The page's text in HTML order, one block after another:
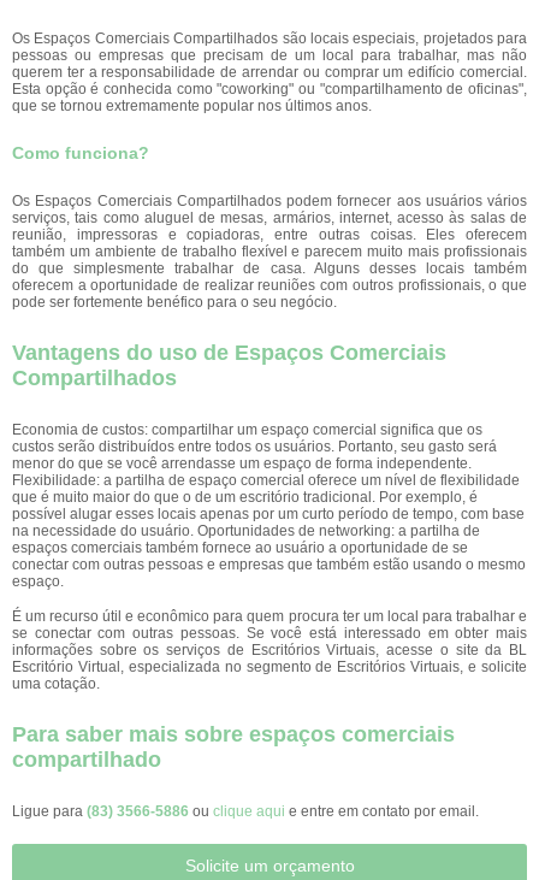
Os Espaços Comerciais Compartilhados são locais especiais, projetados para
pessoas ou empresas que precisam de um local para trabalhar, mas não
querem ter a responsabilidade de arrendar ou comprar um edifício comercial.
Esta opção é conhecida como "coworking" ou "compartilhamento de oficinas",
que se tornou extremamente popular nos últimos anos.
Como funciona?
Os Espaços Comerciais Compartilhados podem fornecer aos usuários vários
serviços, tais como aluguel de mesas, armários, internet, acesso às salas de
reunião, impressoras e copiadoras, entre outras coisas. Eles oferecem
também um ambiente de trabalho flexível e parecem muito mais profissionais
do que simplesmente trabalhar de casa. Alguns desses locais também
oferecem a oportunidade de realizar reuniões com outros profissionais, o que
pode ser fortemente benéfico para o seu negócio.
Vantagens do uso de Espaços Comerciais
Compartilhados
Economia de custos: compartilhar um espaço comercial significa que os
custos serão distribuídos entre todos os usuários. Portanto, seu gasto será
menor do que se você arrendasse um espaço de forma independente.
Flexibilidade: a partilha de espaço comercial oferece um nível de flexibilidade
que é muito maior do que o de um escritório tradicional. Por exemplo, é
possível alugar esses locais apenas por um curto período de tempo, com base
na necessidade do usuário. Oportunidades de networking: a partilha de
espaços comerciais também fornece ao usuário a oportunidade de se
conectar com outras pessoas e empresas que também estão usando o mesmo
espaço.
É um recurso útil e econômico para quem procura ter um local para trabalhar e
se conectar com outras pessoas. Se você está interessado em obter mais
informações sobre os serviços de Escritórios Virtuais, acesse o site da BL
Escritório Virtual, especializada no segmento de Escritórios Virtuais, e solicite
uma cotação.
Para saber mais sobre espaços comerciais
compartilhado
Ligue para (83) 3566-5886 ou clique aqui e entre em contato por email.
Solicite um orçamento